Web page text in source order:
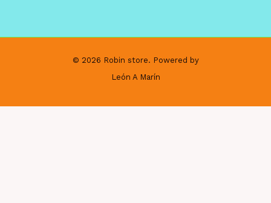
© 2026 Robin store. Powered by
León A Marín